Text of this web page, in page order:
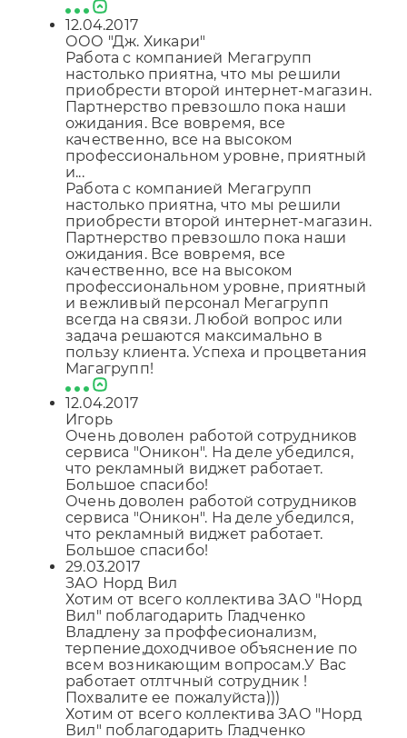
12.04.2017
ООО "Дж. Хикари"
Работа с компанией Мегагрупп
настолько приятна, что мы решили
приобрести второй интернет-магазин.
Партнерство превзошло пока наши
ожидания. Все вовремя, все
качественно, все на высоком
профессиональном уровне, приятный
и...
Работа с компанией Мегагрупп
настолько приятна, что мы решили
приобрести второй интернет-магазин.
Партнерство превзошло пока наши
ожидания. Все вовремя, все
качественно, все на высоком
профессиональном уровне, приятный
и вежливый персонал Мегагрупп
всегда на связи. Любой вопрос или
задача решаются максимально в
пользу клиента. Успеха и процветания
Магагрупп!
12.04.2017
Игорь
Очень доволен работой сотрудников
сервиса "Оникон". На деле убедился,
что рекламный виджет работает.
Большое спасибо!
Очень доволен работой сотрудников
сервиса "Оникон". На деле убедился,
что рекламный виджет работает.
Большое спасибо!
29.03.2017
ЗАО Норд Вил
Хотим от всего коллектива ЗАО "Норд
Вил" поблагодарить Гладченко
Владлену за проффесионализм,
терпение,доходчивое объяснение по
всем возникающим вопросам.У Вас
работает отлтчный сотрудник !
Похвалите ее пожалуйста)))
Хотим от всего коллектива ЗАО "Норд
Вил" поблагодарить Гладченко